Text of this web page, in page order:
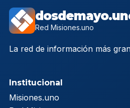
Red Misiones.uno
La red de información más
Institucional
Misiones.uno